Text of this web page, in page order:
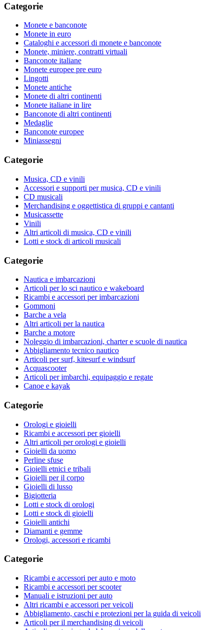
Categorie
Monete e banconote
Monete in euro
Cataloghi e accessori di monete e banconote
Monete, miniere, contratti virtuali
Banconote italiane
Monete europee pre euro
Lingotti
Monete antiche
Monete di altri continenti
Monete italiane in lire
Banconote di altri continenti
Medaglie
Banconote europee
Miniassegni
Categorie
Musica, CD e vinili
Accessori e supporti per musica, CD e vinili
CD musicali
Merchandising e oggettistica di gruppi e cantanti
Musicassette
Vinili
Altri articoli di musica, CD e vinili
Lotti e stock di articoli musicali
Categorie
Nautica e imbarcazioni
Articoli per lo sci nautico e wakeboard
Ricambi e accessori per imbarcazioni
Gommoni
Barche a vela
Altri articoli per la nautica
Barche a motore
Noleggio di imbarcazioni, charter e scuole di nautica
Abbigliamento tecnico nautico
Articoli per surf, kitesurf e windsurf
Acquascooter
Articoli per imbarchi, equipaggio e regate
Canoe e kayak
Categorie
Orologi e gioielli
Ricambi e accessori per gioielli
Altri articoli per orologi e gioielli
Gioielli da uomo
Perline sfuse
Gioielli etnici e tribali
Gioielli per il corpo
Gioielli di lusso
Bigiotteria
Lotti e stock di orologi
Lotti e stock di gioielli
Gioielli antichi
Diamanti e gemme
Orologi, accessori e ricambi
Categorie
Ricambi e accessori per auto e moto
Ricambi e accessori per scooter
Manuali e istruzioni per auto
Altri ricambi e accessori per veicoli
Abbigliamento, caschi e protezioni per la guida di veicoli
Articoli per il merchandising di veicoli